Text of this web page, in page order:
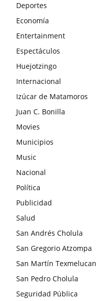
Deportes
Economía
Entertainment
Espectáculos
Huejotzingo
Internacional
Izúcar de Matamoros
Juan C. Bonilla
Movies
Municipios
Music
Nacional
Política
Publicidad
Salud
San Andrés Cholula
San Gregorio Atzompa
San Martín Texmelucan
San Pedro Cholula
Seguridad Pública